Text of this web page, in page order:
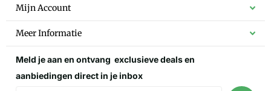
Mijn Account
Meer Informatie
Meld je aan en ontvang exclusieve dealsen
aanbiedingen direct in je inbox